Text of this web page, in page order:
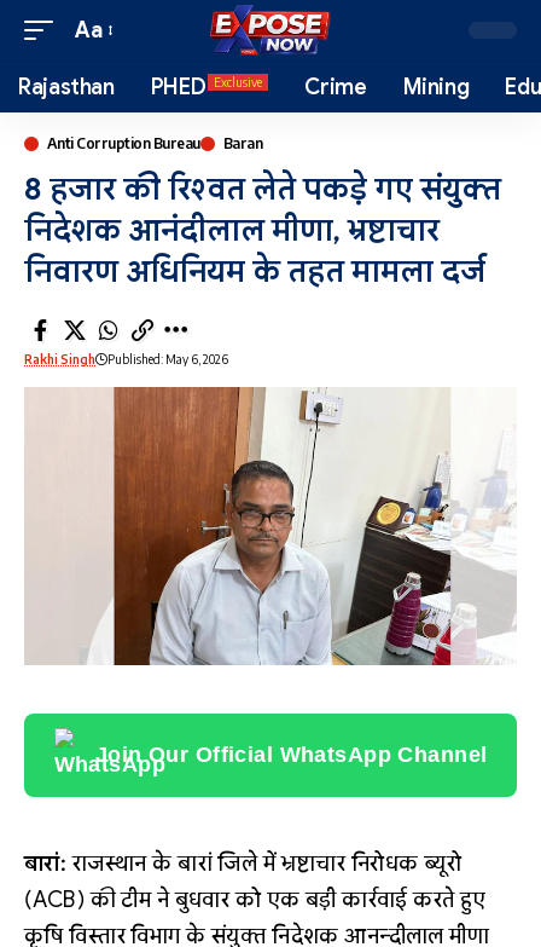
Aa
Rajasthan PHED Exclusive Crime Mining
Anti Corruption Bureau Baran
8 हजार की रिश्वत लेते पकड़े गए संयुक्त
निदेशक आनंदीलाल मीणा, भ्रष्टाचार
निवारण अधिनियम के तहत मामला दर्ज
Rakhi Singh Published: May 6, 2026
Join Our Official WhatsApp Channel
बारां: राजस्थान के बारां जिले में भ्रष्टाचार निरोधक ब्यूरो
(ACB) की टीम ने बुधवार को एक बड़ी कार्रवाई करते हुए
कृषि विस्तार विभाग के संयुक्त निदेशक आनन्दीलाल मीणा